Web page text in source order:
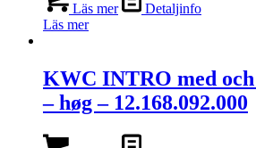
Läs mer
Detaljinfo
Läs mer
KWC INTRO med
– høg – 12.168.092.000